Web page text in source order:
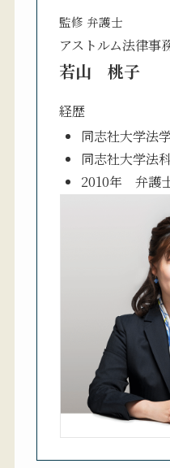
監修 弁護士
アストルム法律事
若山 桃子
経歴
同志社大学法
同志社大学法
2010年 弁護